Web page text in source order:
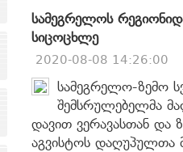
სამეგრელოს
სიცოცხლე
2020-08-08 14:26:00
სამეგრელო-ზემო
შემსრულებელმა
დავით ვერავასთან და
აგვისტოს დაღუპულთა